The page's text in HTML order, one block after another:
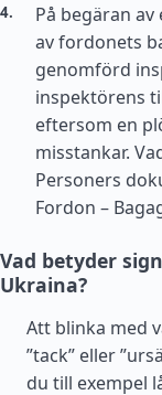
På begäran
av fordonets
genomförd
inspektörens
eftersom en
misstankar.
Personers
Fordon –
Vad betyder
Ukraina?
Att blinka med
”tack” eller
du till exempel